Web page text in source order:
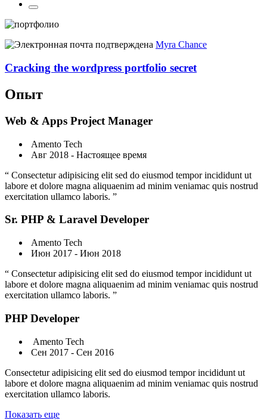
Myra Chance
Cracking the wordpress portfolio secret
Опыт
Web & Apps Project Manager
Amento Tech
Авг 2018 - Настоящее время
“ Consectetur adipisicing elit sed do eiusmod tempor incididunt ut
labore et dolore magna aliquaenim ad minim veniamac quis nostrud
exercitation ullamco laboris. ”
Sr. PHP & Laravel Developer
Amento Tech
Июн 2017 - Июн 2018
“ Consectetur adipisicing elit sed do eiusmod tempor incididunt ut
labore et dolore magna aliquaenim ad minim veniamac quis nostrud
exercitation ullamco laboris. ”
PHP Developer
Amento Tech
Сен 2017 - Сен 2016
Consectetur adipisicing elit sed do eiusmod tempor incididunt ut
labore et dolore magna aliquaenim ad minim veniamac quis nostrud
exercitation ullamco laboris.
Показать еще